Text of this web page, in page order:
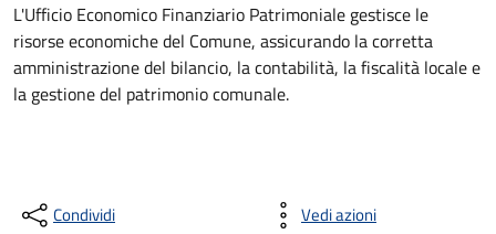
L'Ufficio Economico Finanziario Patrimoniale gestisce le
risorse economiche del Comune, assicurando la corretta
amministrazione del bilancio, la contabilità, la fiscalità locale e
la gestione del patrimonio comunale.
Condividi Vedi azioni